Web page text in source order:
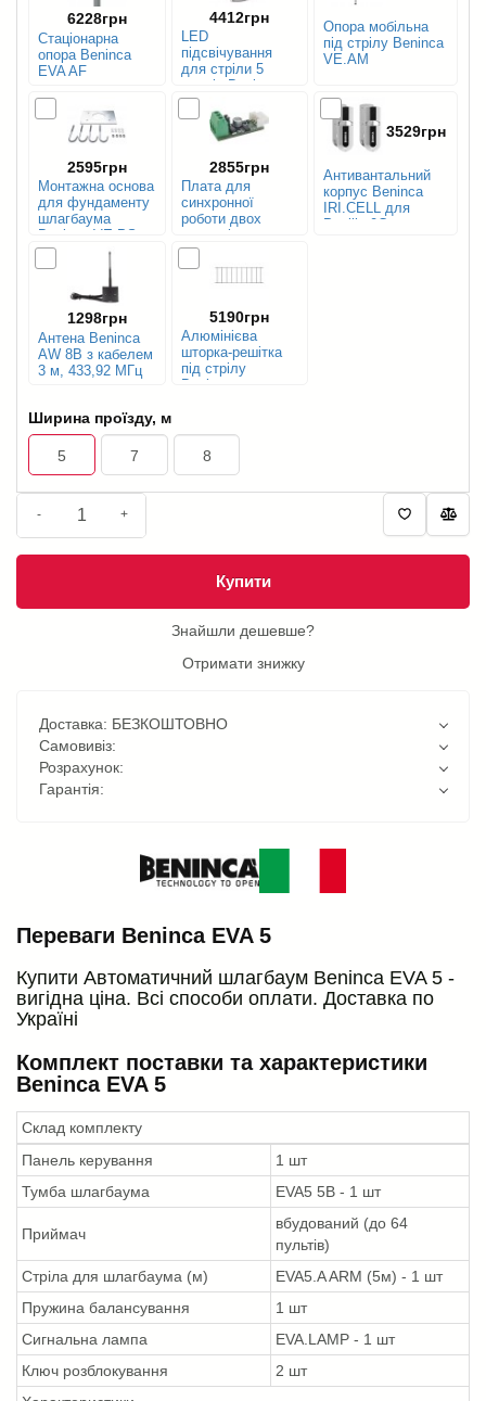
Стаціонарна
опора Beninca
EVA AF
6228грн
LED
підсвічування
для стріли 5
метрів Beninca
LED.AL5
(світлодіодна
стрічка
4412грн
Опора мобільна
під стрілу Beninca
VE.AM
Монтажна основа
для фундаменту
шлагбаума
Beninca VE.PS
2595грн
Плата для
синхронної
роботи двох
приводів або
шлагбаумів
Beninca SIS
2855грн
Антивантальний
корпус Beninca
IRI.CELL для
Pupilla 0C
3529грн
Антена Beninca
AW 8B з кабелем
3 м, 433,92 МГц
1298грн
Алюмінієва
шторка-решітка
під стрілу
Beninca
5190грн
Ширина проїзду, м
5 7 8
- +
Купити
Знайшли дешевше?
Отримати знижку
Доставка: БЕЗКОШТОВНО
Самовивіз:
Розрахунок:
Гарантія:
Переваги Beninca EVA 5
Купити Автоматичний шлагбаум Beninca EVA 5 -
вигідна ціна. Всі способи оплати. Доставка по
Україні
Комплект поставки та характеристики
Beninca EVA 5
Склад комплекту
Панель керування
1 шт
Тумба шлагбаума
EVA5 5B - 1 шт
Приймач
вбудований (до 64
пультів)
Стріла для шлагбаума (м)
EVA5.A ARM (5м) - 1 шт
Пружина балансування
1 шт
Сигнальна лампа
EVA.LAMP - 1 шт
Ключ розблокування
2 шт